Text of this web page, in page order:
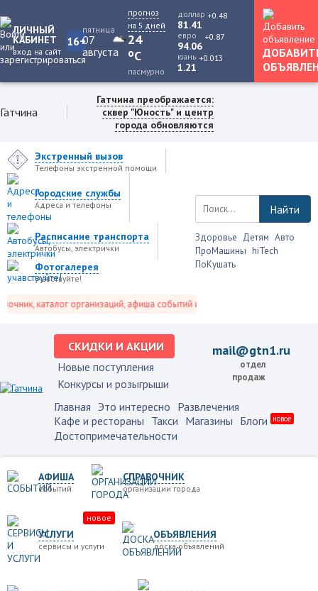
ЛИЧНЫЙ
КАБИНЕТ
вход на сайт
16+
пятница
07
августа
прогноз
на 5 дней
24
oC
пасмурно
доллар
81.41
+0.48
евро
94.06
+0.87
юань
1.21
+0.013
Гатчина
Гатчина преображается:
сквер "Юность" и центр
города обновляются
Экстренный вызов
Телефоны экстренной помощи
Городские службы
Адреса и телефоны
Расписание транспорта
Автобусы, электрички
Фотогалерея
учавствуйте!
каталог организаций, афиша событий и не только это.
Найти
Здоровье Детям Авто
ПроМашины hiTech
ПоКушать
СКИДКИ И АКЦИИ
Новые поступления
Конкурсы и розыгрыши
mail@gtn1.ru
отдел
продаж
Главная Это интересно Развлечения
Кафе и рестораны Такси Магазины Блоги новое
Достопримечательности
АФИША
событий
СПРАВОЧНИК
организации города
УСЛУГИ
сервисы и услуги
новое
ОБЪЯВЛЕНИЯ
доска объявлений